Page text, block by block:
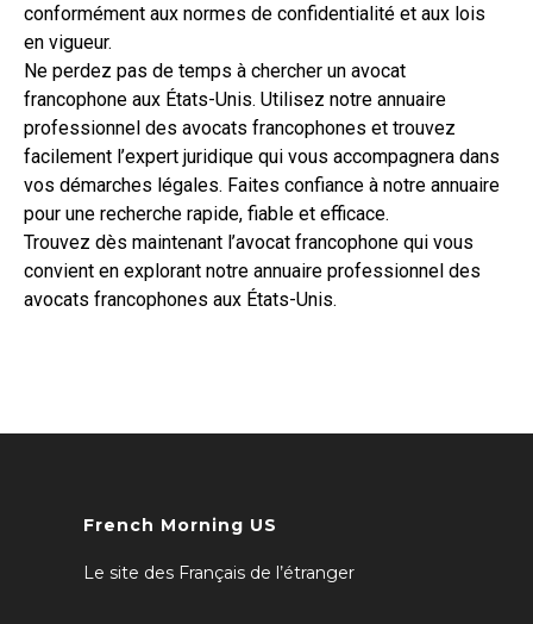
conformément aux normes de confidentialité et aux lois
en vigueur.
Ne perdez pas de temps à chercher un avocat
francophone aux États-Unis. Utilisez notre annuaire
professionnel des avocats francophones et trouvez
facilement l’expert juridique qui vous accompagnera dans
vos démarches légales. Faites confiance à notre annuaire
pour une recherche rapide, fiable et efficace.
Trouvez dès maintenant l’avocat francophone qui vous
convient en explorant notre annuaire professionnel des
avocats francophones aux États-Unis.
French Morning US
Le site des Français de l’étranger